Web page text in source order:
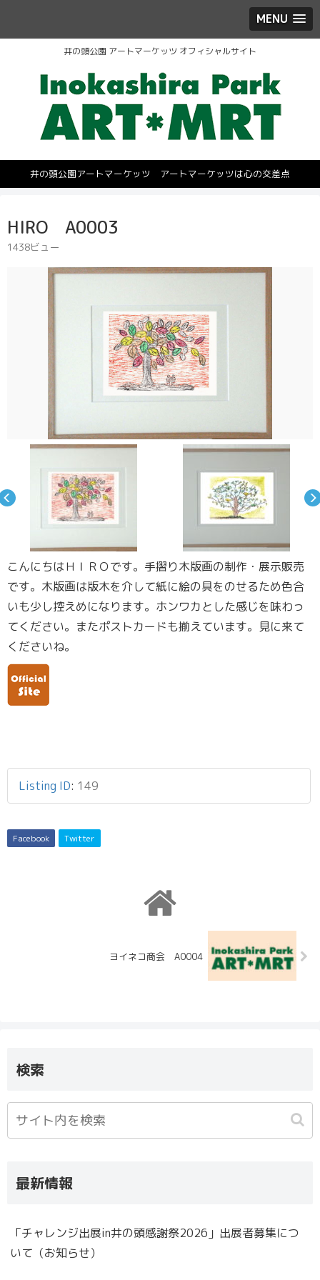
MENU
井の頭公園 アートマーケッツ オフィシャルサイト
井の頭公園アートマーケッツ アートマーケッツは心の交差点
HIRO A0003
1438ビュー
こんにちはＨＩＲＯです。手摺り木版画の制作・展示販売
です。木版画は版木を介して紙に絵の具をのせるため色合
いも少し控えめになります。ホンワカとした感じを味わっ
てください。またポストカードも揃えています。見に来て
くださいね。
Listing ID: 149
Facebook Twitter
ヨイネコ商会 A0004
検索
最新情報
「チャレンジ出展in井の頭感謝祭2026」出展者募集につ
いて（お知らせ）